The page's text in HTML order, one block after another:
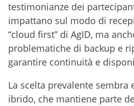
testimonianze dei
impattano sul modo di
“cloud first” di AgID, ma
problematiche di backup e
garantire continuità e
La scelta prevalente sembra
ibrido, che mantiene parte